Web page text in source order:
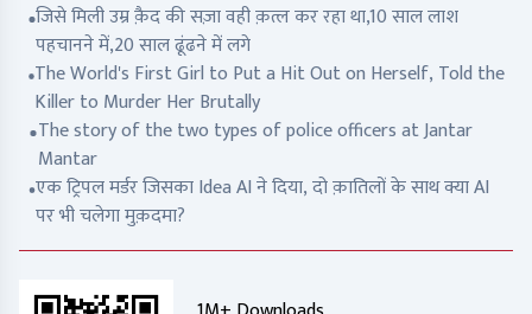
जिसे मिली उम्र क़ैद की सज़ा वही क़त्ल कर रहा था,10 साल लाश
पहचानने में,20 साल ढूंढने में लगे
The World's First Girl to Put a Hit Out on Herself, Told the
Killer to Murder Her Brutally
The story of the two types of police officers at Jantar
Mantar
एक ट्रिपल मर्डर जिसका Idea AI ने दिया, दो क़ातिलों के साथ क्या AI
पर भी चलेगा मुक़दमा?